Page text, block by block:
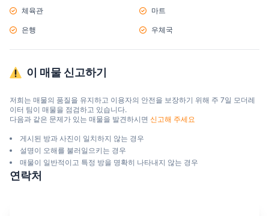
체육관 마트
은행 우체국
이 매물 신고하기
저희는 매물의 품질을 유지하고 이용자의 안전을 보장하기 위해 주 7일 모더레
이터 팀이 매물을 점검하고 있습니다.
다음과 같은 문제가 있는 매물을 발견하시면 신고해 주세요
게시된 방과 사진이 일치하지 않는 경우
설명이 오해를 불러일으키는 경우
매물이 일반적이고 특정 방을 명확히 나타내지 않는 경우
연락처